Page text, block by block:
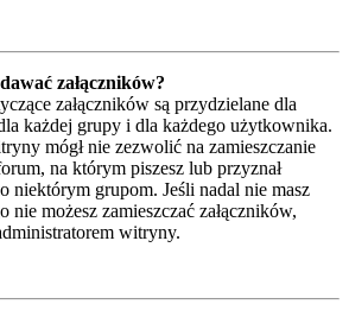
załączników?
załączników są przydzielane dla
każdej grupy i dla każdego użytkownika.
mógł nie zezwolić na zamieszczanie
na którym piszesz lub przyznał
niektórym grupom. Jeśli nadal nie masz
nie możesz zamieszczać załączników,
witryny.